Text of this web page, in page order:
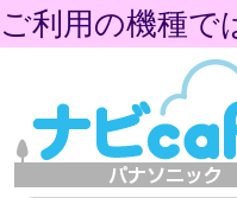
ご利用の機種で